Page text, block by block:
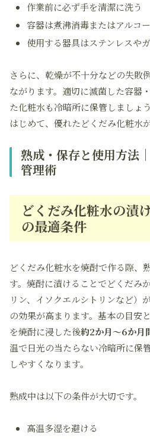
作業前に必ず手を清潔に洗う
容器は煮沸消毒またはアルコ
使用する器具はステンレスや
さらに、乾燥が不十分などの失敗
ながります。適切に滅菌した容器
た化粧水も冷暗所に保管しましょ
はじめて、優れたどくだみ化粧水
熟成・保存と使用方法
管理術
どくだみ化粧水の漬
の最適条件
どくだみ化粧水を焼酎で作る際、
す。焼酎に漬けることでどくだみ
リン、イソクエルシトリンなど）
の効果が高まります。基本の目安
を焼酎に浸した後約2か月〜6か月
温で日光の当たらない冷暗所に保
しやすくなります。
熟成中は以下の条件が大切です。
高温多湿を避ける